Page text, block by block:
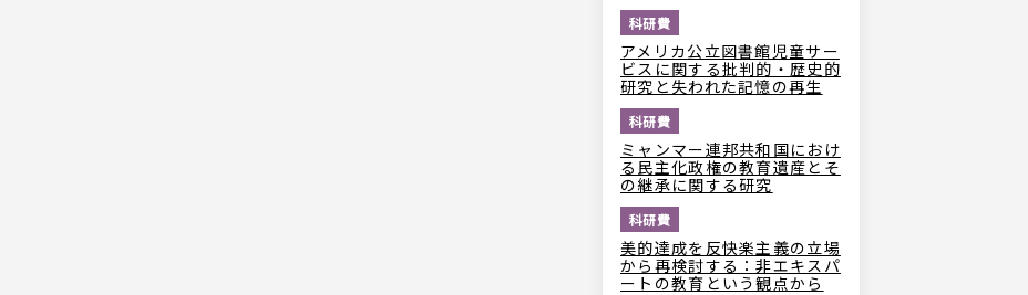
科研費
アメリカ公立図書館児童サー
ビスに関する批判的・歴史的
研究と失われた記憶の再生
科研費
ミャンマー連邦共和国におけ
る民主化政権の教育遺産とそ
の継承に関する研究
科研費
美的達成を反快楽主義の立場
から再検討する：非エキスパ
ートの教育という観点から